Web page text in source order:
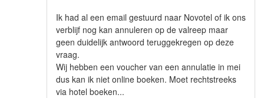
Ik had al een email gestuurd naar Novotel of ik ons
verblijf nog kan annuleren op de valreep maar
geen duidelijk antwoord teruggekregen op deze
vraag.
Wij hebben een voucher van een annulatie in mei
dus kan ik niet online boeken. Moet rechtstreeks
via hotel boeken...